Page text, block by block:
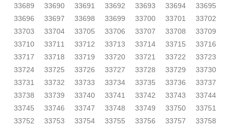
33689
33690 33691 33692 33693 33694
33695
33696
33697 33698 33699 33700 33701
33702
33703
33704 33705 33706 33707 33708
33709
33710
33711 33712 33713 33714 33715
33716
33717
33718 33719 33720 33721 33722
33723
33724
33725 33726 33727 33728 33729
33730
33731
33732 33733 33734 33735 33736
33737
33738
33739 33740 33741 33742 33743
33744
33745
33746 33747 33748 33749 33750
33751
33752
33753 33754 33755 33756 33757
33758